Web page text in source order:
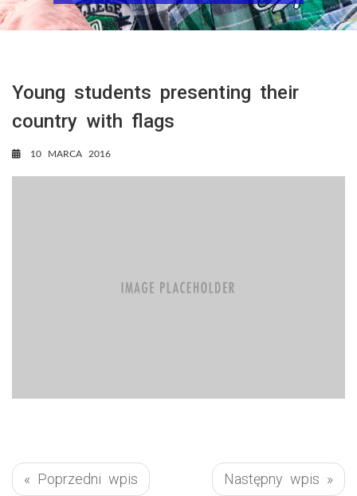
Young students presenting their
country with flags
10 MARCA 2016
« Poprzedni wpis Następny wpis »